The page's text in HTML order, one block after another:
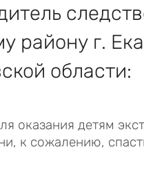
району г.
области:
оказания детям
к сожалению,